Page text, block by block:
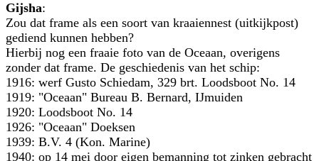
Gijsha:
Zou dat frame als een soort van kraaiennest (uitkijkpost)
gediend kunnen hebben?
Hierbij nog een fraaie foto van de Oceaan, overigens
zonder dat frame. De geschiedenis van het schip:
1916: werf Gusto Schiedam, 329 brt. Loodsboot No. 14
1919: "Oceaan" Bureau B. Bernard, IJmuiden
1920: Loodsboot No. 14
1926: "Oceaan" Doeksen
1939: B.V. 4 (Kon. Marine)
1940: op 14 mei door eigen bemanning tot zinken gebracht